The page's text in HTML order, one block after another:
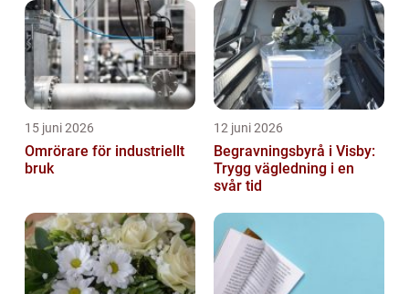
15 juni 2026
Omrörare för industriellt
bruk
12 juni 2026
Begravningsbyrå i Visby:
Trygg vägledning i en
svår tid